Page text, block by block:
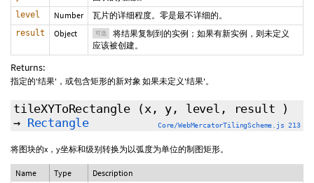
level Number 瓦片的详细程度。零是最不详细的。
result Object 可选
将结果复制到的实例；如果有新实例，则未定义
应该被创建。
Returns:
指定的'结果'，或包含矩形的新对象 如果未定义'结果'。
tileXYToRectangle (x, y, level, result
)
→ Rectangle Core/WebMercatorTilingScheme.js 213
将图块的x，y坐标和级别转换为以弧度为单位的制图矩形。
Name Type Description